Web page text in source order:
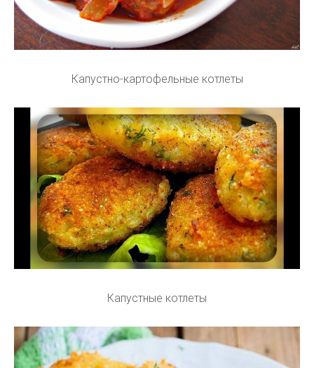
Капустно-картофельные котлеты
Капустные котлеты